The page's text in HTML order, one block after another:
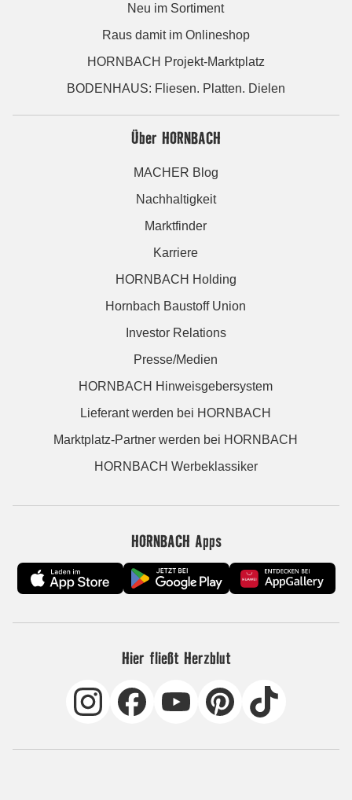
Neu im Sortiment
Raus damit im Onlineshop
HORNBACH Projekt-Marktplatz
BODENHAUS: Fliesen. Platten. Dielen
Über HORNBACH
MACHER Blog
Nachhaltigkeit
Marktfinder
Karriere
HORNBACH Holding
Hornbach Baustoff Union
Investor Relations
Presse/Medien
HORNBACH Hinweisgebersystem
Lieferant werden bei HORNBACH
Marktplatz-Partner werden bei HORNBACH
HORNBACH Werbeklassiker
HORNBACH Apps
Hier fließt Herzblut